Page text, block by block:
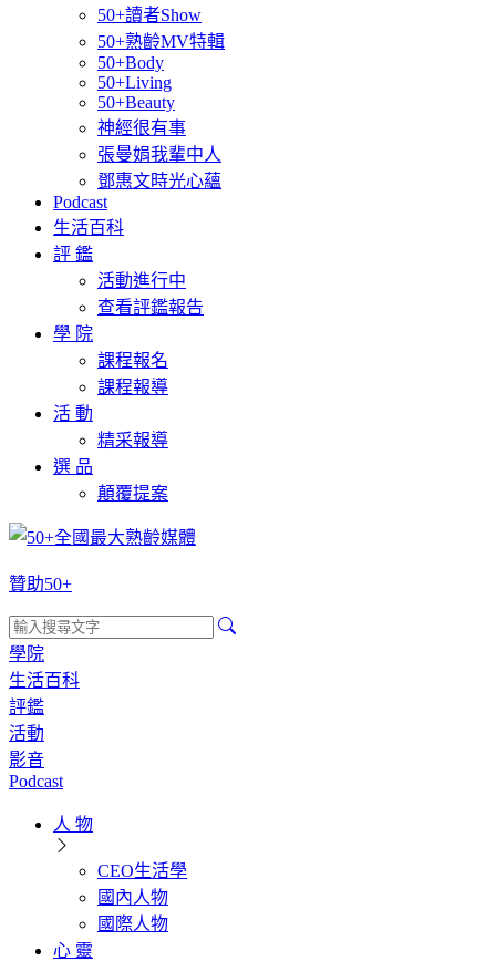
50+讀者Show
50+熟齡MV特輯
50+Body
50+Living
50+Beauty
神經很有事
張曼娟我輩中人
鄧惠文時光心蘊
Podcast
生活百科
評 鑑
活動進行中
查看評鑑報告
學 院
課程報名
課程報導
活 動
精采報導
選 品
顛覆提案
贊助50+
學院
生活百科
評鑑
活動
影音
Podcast
人 物
CEO生活學
國內人物
國際人物
心 靈